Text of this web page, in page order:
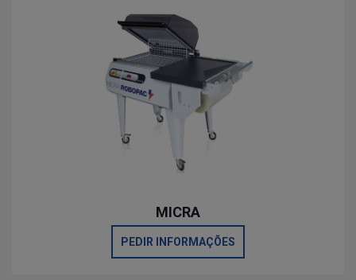
MICRA
PEDIR INFORMAÇÕES